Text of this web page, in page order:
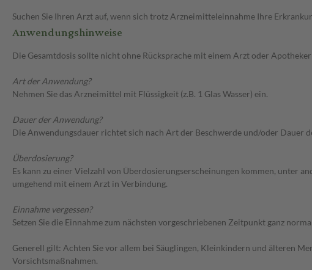
Suchen Sie Ihren Arzt auf, wenn sich trotz Arzneimitteleinnahme Ihre
Anwendungshinweise
Die Gesamtdosis sollte nicht ohne Rücksprache mit einem Arzt oder
Art der Anwendung?
Nehmen Sie das Arzneimittel mit Flüssigkeit (z.B. 1 Glas Wasser) ein.
Dauer der Anwendung?
Die Anwendungsdauer richtet sich nach Art der Beschwerde und/oder Dauer
Überdosierung?
Es kann zu einer Vielzahl von Überdosierungserscheinungen kommen, unter
umgehend mit einem Arzt in Verbindung.
Einnahme vergessen?
Setzen Sie die Einnahme zum nächsten vorgeschriebenen Zeitpunkt ganz
Generell gilt: Achten Sie vor allem bei Säuglingen, Kleinkindern und älteren
Vorsichtsmaßnahmen.